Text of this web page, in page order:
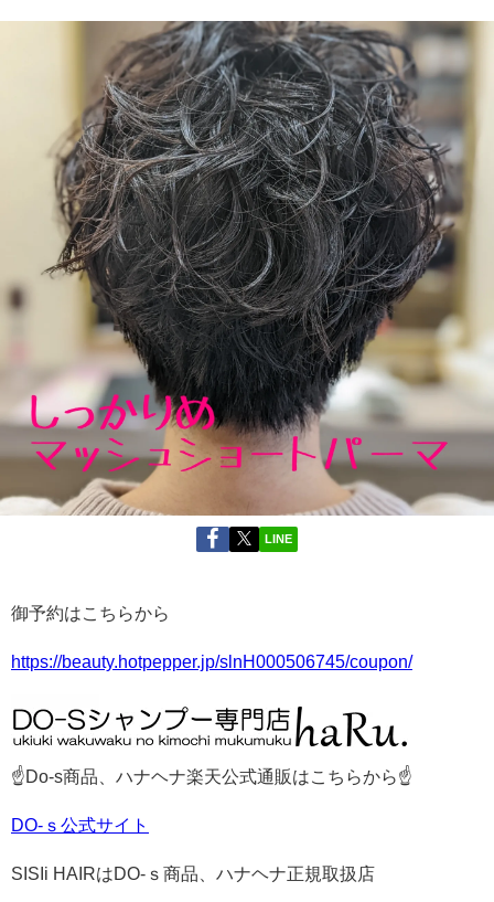
LINE
御予約はこちらから
https://beauty.hotpepper.jp/slnH000506745/coupon/
☝Do-s商品、ハナヘナ楽天公式通販はこちらから☝
DO-ｓ公式サイト
SISIi HAIRはDO-ｓ商品、ハナヘナ正規取扱店